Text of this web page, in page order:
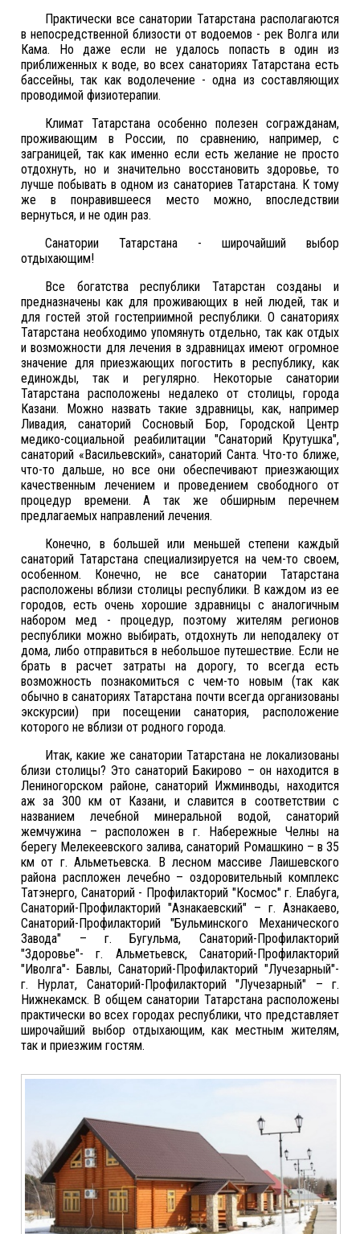
Практически все санатории Татарстана располагаются
в непосредственной близости от водоемов - рек Волга или
Кама. Но даже если не удалось попасть в один из
приближенных к воде, во всех санаториях Татарстана есть
бассейны, так как водолечение - одна из составляющих
проводимой физиотерапии.
Климат Татарстана особенно полезен согражданам,
проживающим в России, по сравнению, например, с
заграницей, так как именно если есть желание не просто
отдохнуть, но и значительно восстановить здоровье, то
лучше побывать в одном из санаториев Татарстана. К тому
же в понравившееся место можно, впоследствии
вернуться, и не один раз.
Санатории Татарстана - широчайший выбор
отдыхающим!
Все богатства республики Татарстан созданы и
предназначены как для проживающих в ней людей, так и
для гостей этой гостеприимной республики. О санаториях
Татарстана необходимо упомянуть отдельно, так как отдых
и возможности для лечения в здравницах имеют огромное
значение для приезжающих погостить в республику, как
единожды, так и регулярно. Некоторые санатории
Татарстана расположены недалеко от столицы, города
Казани. Можно назвать такие здравницы, как, например
Ливадия, санаторий Сосновый Бор, Городской Центр
медико-социальной реабилитации "Санаторий Крутушка",
санаторий «Васильевский», санаторий Санта. Что-то ближе,
что-то дальше, но все они обеспечивают приезжающих
качественным лечением и проведением свободного от
процедур времени. А так же обширным перечнем
предлагаемых направлений лечения.
Конечно, в большей или меньшей степени каждый
санаторий Татарстана специализируется на чем-то своем,
особенном. Конечно, не все санатории Татарстана
расположены вблизи столицы республики. В каждом из ее
городов, есть очень хорошие здравницы с аналогичным
набором мед - процедур, поэтому жителям регионов
республики можно выбирать, отдохнуть ли неподалеку от
дома, либо отправиться в небольшое путешествие. Если не
брать в расчет затраты на дорогу, то всегда есть
возможность познакомиться с чем-то новым (так как
обычно в санаториях Татарстана почти всегда организованы
экскурсии) при посещении санатория, расположение
которого не вблизи от родного города.
Итак, какие же санатории Татарстана не локализованы
близи столицы? Это санаторий Бакирово – он находится в
Лениногорском районе, санаторий Ижминводы, находится
аж за 300 км от Казани, и славится в соответствии с
названием лечебной минеральной водой, санаторий
жемчужина – расположен в г. Набережные Челны на
берегу Мелекеевского залива, санаторий Ромашкино – в 35
км от г. Альметьевска. В лесном массиве Лаишевского
района распложен лечебно – оздоровительный комплекс
Татэнерго, Санаторий - Профилакторий "Космос" г. Елабуга,
Санаторий-Профилакторий "Азнакаевский" – г. Азнакаево,
Санаторий-Профилакторий "Бульминского Механического
Завода" – г. Бугульма, Санаторий-Профилакторий
"Здоровье"- г. Альметьевск, Санаторий-Профилакторий
"Иволга"- Бавлы, Санаторий-Профилакторий "Лучезарный"-
г. Нурлат, Санаторий-Профилакторий "Лучезарный" – г.
Нижнекамск. В общем санатории Татарстана расположены
практически во всех городах республики, что представляет
широчайший выбор отдыхающим, как местным жителям,
так и приезжим гостям.